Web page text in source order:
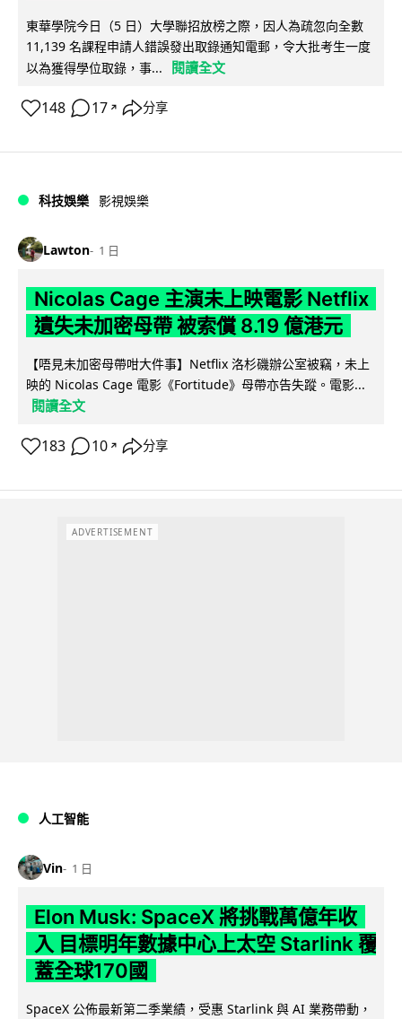
東華學院今日（5 日）大學聯招放榜之際，因人為疏忽向全數
11,139 名課程申請人錯誤發出取錄通知電郵，令大批考生一度
以為獲得學位取錄，事...
閱讀全文
148 17 ↗ 分享
科技娛樂 影視娛樂
Lawton 1 日
Nicolas Cage 主演未上映電影 Netflix
遺失未加密母帶 被索償 8.19 億港元
【唔見未加密母帶咁大件事】Netflix 洛杉磯辦公室被竊，未上
映的 Nicolas Cage 電影《Fortitude》母帶亦告失蹤。電影...
閱讀全文
183 10 ↗ 分享
ADVERTISEMENT
人工智能
Vin 1 日
Elon Musk: SpaceX 將挑戰萬億年收
入 目標明年數據中心上太空 Starlink 覆
蓋全球170國
SpaceX 公佈最新第二季業績，受惠 Starlink 與 AI 業務帶動，